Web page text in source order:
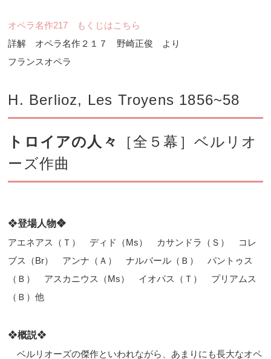
オペラ名作217 もくじはこちら
詳解 オペラ名作２１７ 野崎正俊 より
フランスオペラ
H. Berlioz, Les Troyens 1856~58
トロイアの人々
［全５幕］ベルリオ
ーズ作曲
❖登場人物❖
アエネアス（Ｔ） ディド（Ms） カサンドラ（Ｓ） コレ
ブス（Br） アンナ（Ａ） ナルバール（Ｂ） パントゥス
（Ｂ） アスカニウス（Ms） イオパス（Ｔ） プリアムス
（Ｂ）他
❖概説❖
ベルリオーズの傑作といわれながら、あまりにも長大なオペ